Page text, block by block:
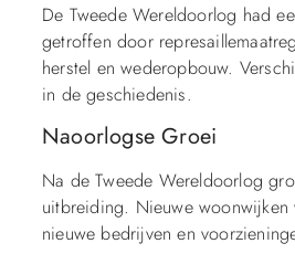
De Tweede Wereldoorlog had
getroffen door
herstel en wederopbouw.
in de geschiedenis.
Naoorlogse Groei
Na de Tweede Wereldoorlog
uitbreiding. Nieuwe
nieuwe bedrijven en